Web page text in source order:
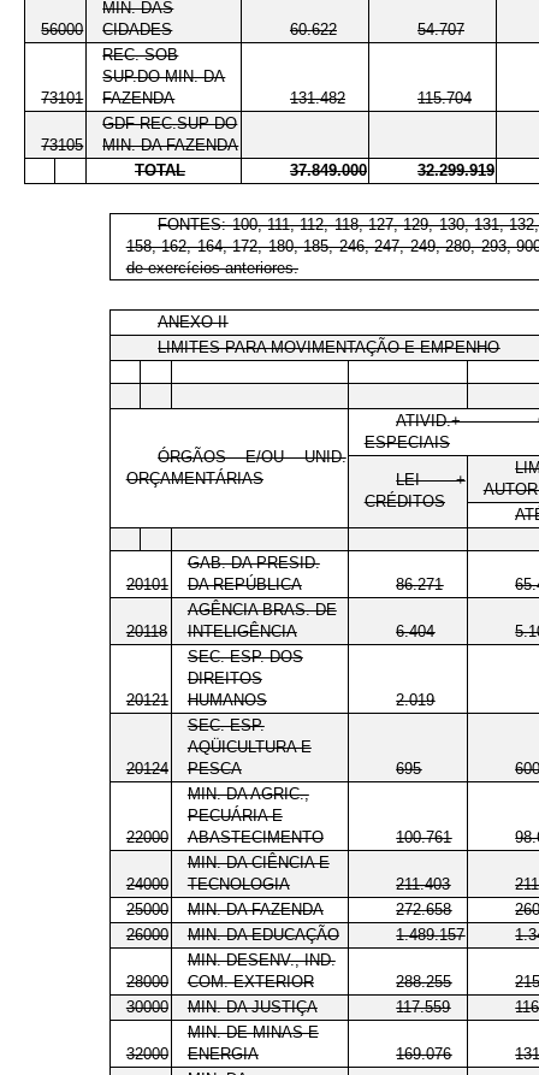
56000
MIN. DAS
CIDADES
60.622 54.707
73101
REC. SOB
SUP.DO MIN. DA
FAZENDA
131.482 115.704
73105
GDF-REC.SUP DO
MIN. DA FAZENDA
TOTAL
37.849.000 32.299.919
FONTES: 100, 111, 112, 118, 127, 129, 130, 131,
158, 162, 164, 172, 180, 185, 246, 247, 249, 280, 293,
de exercícios anteriores.
ANEXO II
LIMITES PARA MOVIMENTAÇÃO E EMPENHO
ÓRGÃOS E/OU UNID.
ORÇAMENTÁRIAS
ATIVID.+
ESPECIAIS
LEI +
CRÉDITOS
20101
GAB. DA PRESID.
DA REPÚBLICA
86.271
20118
AGÊNCIA BRAS. DE
INTELIGÊNCIA
6.404
20121
SEC. ESP. DOS
DIREITOS
HUMANOS
2.019
20124
SEC. ESP.
AQÜICULTURA E
PESCA
695
22000
MIN. DA AGRIC.,
PECUÁRIA E
ABASTECIMENTO
100.761
24000
MIN. DA CIÊNCIA E
TECNOLOGIA
211.403
25000
MIN. DA FAZENDA 272.658
26000
MIN. DA EDUCAÇÃO 1.489.157
28000
MIN. DESENV., IND.
COM. EXTERIOR
288.255
30000
MIN. DA JUSTIÇA 117.559
32000
MIN. DE MINAS E
ENERGIA
169.076